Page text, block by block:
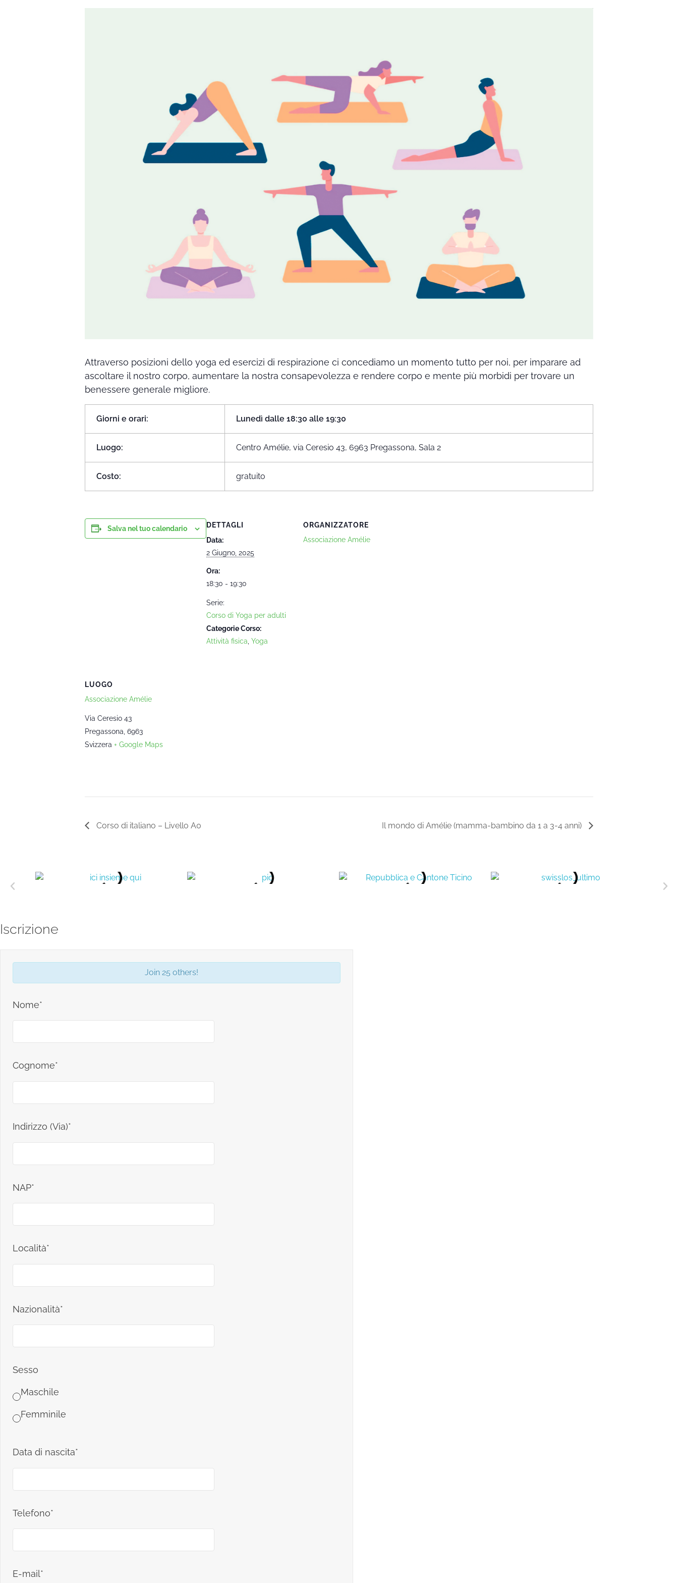
Attraverso posizioni dello yoga ed esercizi di respirazione ci concediamo un momento tutto per noi, per imparare ad
ascoltare il nostro corpo, aumentare la nostra consapevolezza e rendere corpo e mente più morbidi per trovare un
benessere generale migliore.
Giorni e orari: Lunedì dalle 18:30 alle 19:30
Luogo: Centro Amélie, via Ceresio 43, 6963 Pregassona,Sala 2
Costo: gratuito
Salva nel tuo calendario
DETTAGLI
Data:
2 Giugno, 2025
Ora:
18:30 - 19:30
Serie:
Corso di Yoga per adulti
Categorie Corso:
Attività fisica Yoga
ORGANIZZATORE
Associazione Amélie
LUOGO
Associazione Amélie
Via Ceresio 43
Pregassona 6963
Svizzera + Google Maps
Corso di italiano – Livello A0 Il mondo di Amélie (mamma-bambino da 1 a 3-4 anni)
Iscrizione
Join 25 others!
Nome*
Cognome*
Indirizzo (Via)*
NAP*
Località*
Nazionalità*
Sesso
Maschile
Femminile
Data di nascita*
Telefono*
E-mail*